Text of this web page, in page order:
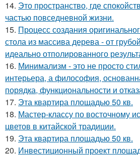
14. Это пространство, где
частью повседневной жизни.
15. Процесс создания
стола из массива дерева - от
идеально отполированного
16. Минимализм - это не просто
интерьера, а философия,
порядка, функциональности и
17. Эта квартира площадью 50 кв.
18. Мастер-классу по восточному
цветов в китайской традиции.
19. Эта квартира площадью 50 кв.
20. Инвестиционный проект